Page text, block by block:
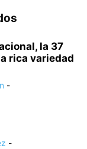
la 37
rica variedad
-
-